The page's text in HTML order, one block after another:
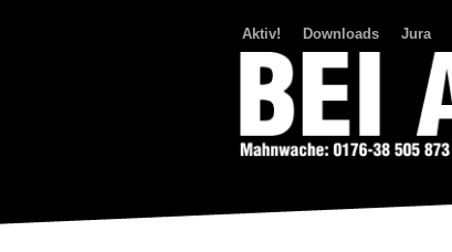
Aktiv! Downloads Jura